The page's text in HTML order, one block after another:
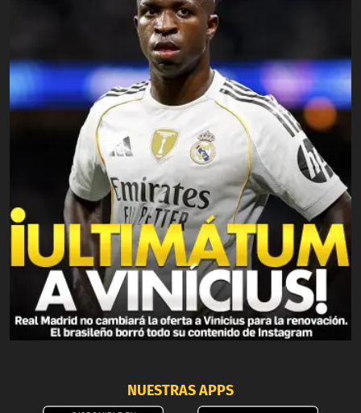
NUESTRAS APPS